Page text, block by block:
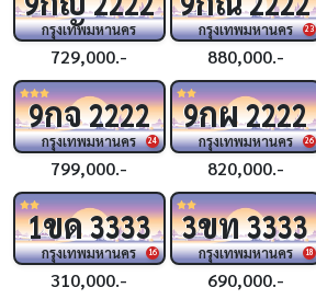
กรุงเทพมหานคร
729,000.-
23
กรุงเทพมหานคร
880,000.-
24
9กจ2222
กรุงเทพมหานคร
799,000.-
26
9กผ2222
กรุงเทพมหานคร
820,000.-
16
1ขด3333
กรุงเทพมหานคร
310,000.-
18
3ขท3333
กรุงเทพมหานคร
690,000.-